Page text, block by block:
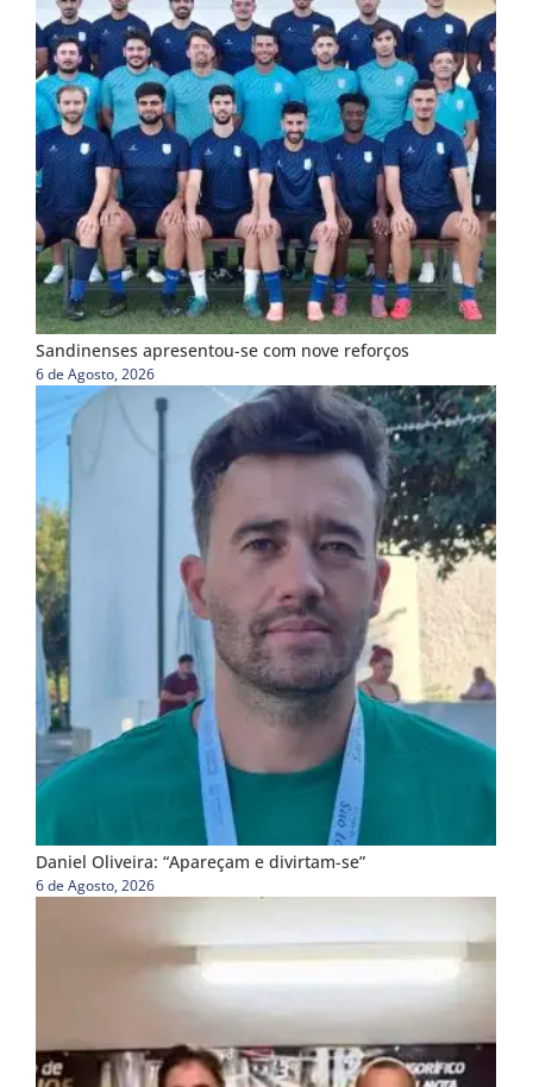
Sandinenses apresentou-se com nove reforços
6 de Agosto, 2026
Daniel Oliveira: “Apareçam e divirtam-se”
6 de Agosto, 2026